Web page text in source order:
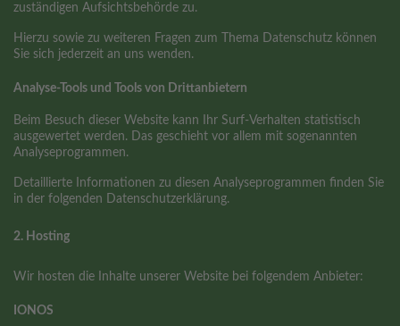
zuständigen Aufsichtsbehörde zu.
Hierzu sowie zu weiteren Fragen zum Thema Datenschutz können
Sie sich jederzeit an uns wenden.
Analyse-Tools und Tools von Dritt­anbietern
Beim Besuch dieser Website kann Ihr Surf-Verhalten statistisch
ausgewertet werden. Das geschieht vor allem mit sogenannten
Analyseprogrammen.
Detaillierte Informationen zu diesen Analyseprogrammen finden Sie
in der folgenden Datenschutzerklärung.
2. Hosting
Wir hosten die Inhalte unserer Website bei folgendem Anbieter:
IONOS